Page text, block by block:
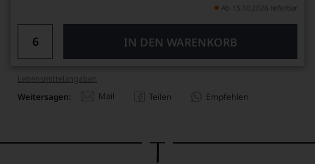
Ab 15.10.2026 lieferbar
IN DEN WARENKORB
Lebensmittel­angaben
Weitersagen: Mail Teilen Empfehlen